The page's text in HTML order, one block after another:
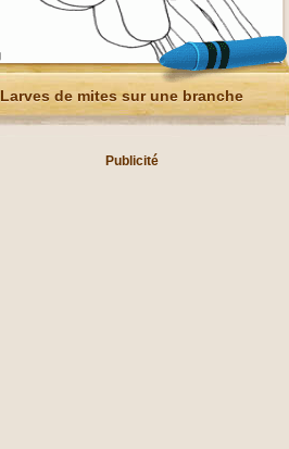
Larves de mites sur une branche
Publicité